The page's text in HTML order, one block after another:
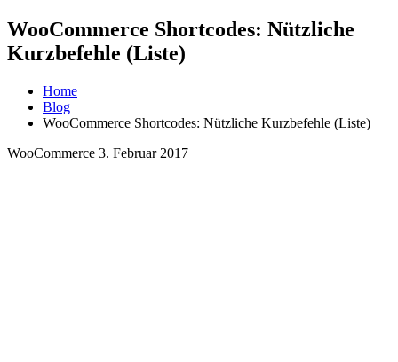
WooCommerce Shortcodes: Nützliche
Kurzbefehle (Liste)
Home
Blog
WooCommerce Shortcodes: Nützliche Kurzbefehle (Liste)
WooCommerce 3. Februar 2017